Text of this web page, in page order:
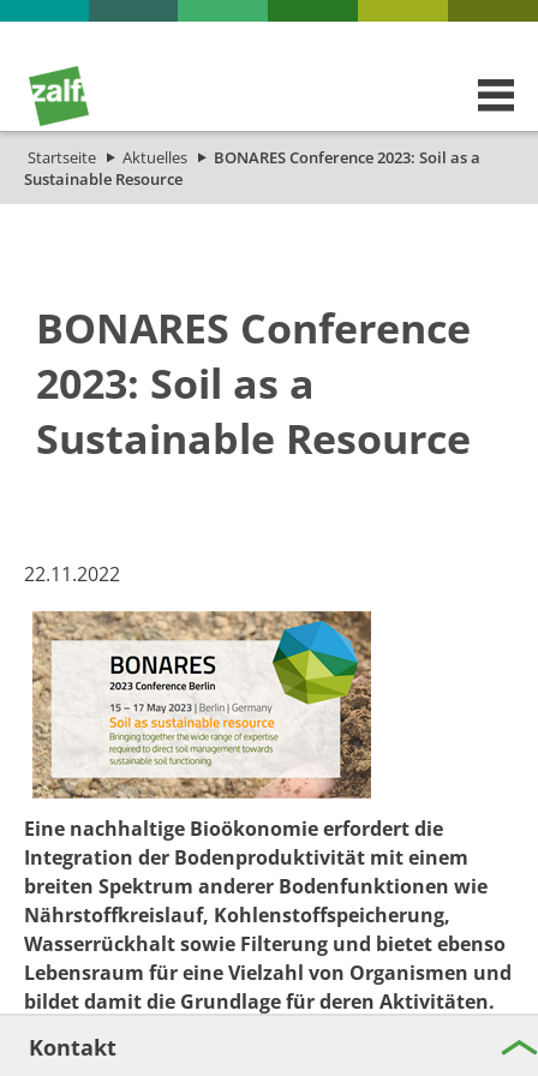
Startseite Aktuelles
BONARES Conference 2023: Soil as a
Sustainable Resource
BONARES Conference
2023: Soil as a
Sustainable Resource
22.11.2022
Eine nachhaltige Bioökonomie erfordert die
Integration der Bodenproduktivität mit einem
breiten Spektrum anderer Bodenfunktionen wie
Nährstoffkreislauf, Kohlenstoffspeicherung,
Wasserrückhalt sowie Filterung und bietet ebenso
Lebensraum für eine Vielzahl von Organismen und
bildet damit die Grundlage für deren Aktivitäten.
Die Konferenz wird Forschende verschiedener
Kontakt